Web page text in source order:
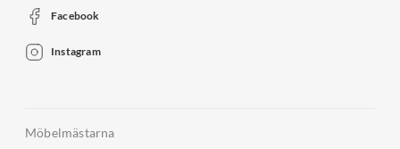
Facebook
Instagram
Möbelmästarna